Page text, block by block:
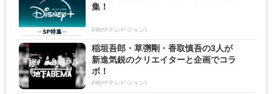
集！
PR(ザテレビジョン)
稲垣吾郎・草彅剛・香取慎吾の3人が
新進気鋭のクリエイターと企画でコラ
ボ！
PR(ザテレビジョン)